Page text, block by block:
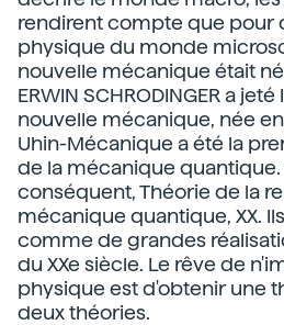
rendirent compte que pour
physique du monde
nouvelle mécanique était
ERWIN SCHRODINGER a
nouvelle mécanique, née
Uhin-Mécanique a été la
de la mécanique quantique.
conséquent, Théorie de la
mécanique quantique, XX.
comme de grandes
du XXe siècle. Le rêve de
physique est d'obtenir une
deux théories.